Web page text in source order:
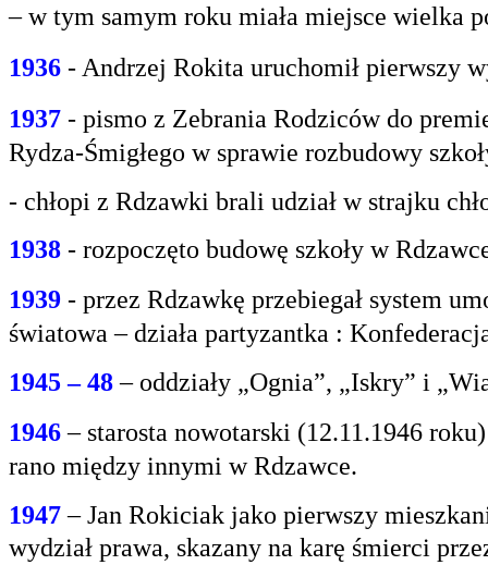
– w tym samym roku miała miejsce wielka
1936 - Andrzej Rokita uruchomił pierwszy
1937 - pismo z Zebrania Rodziców do
Rydza-Śmigłego w sprawie rozbudowy
- chłopi z Rdzawki brali udział w strajku
1938 - rozpoczęto budowę szkoły w
1939 - przez Rdzawkę przebiegał system
światowa – działa partyzantka :
1945 – 48– oddziały „Ognia”, „Iskry” i
1946– starosta nowotarski (12.11.1946
rano między innymi w Rdzawce.
1947 – Jan Rokiciak jako pierwszy
wydział prawa, skazany na karę śmierci